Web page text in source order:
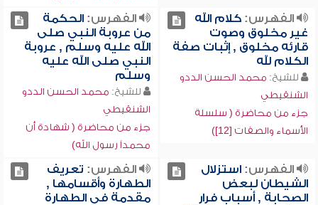
الفهرس:كلام الله
غير مخلوق وصوت
قارئه مخلوق , إثبات صفة
الكلام لله
للشيخ: محمد الحسن الددو
الشنقيطي
جزء من محاضرة ( سلسلة
الأسماء والصفات [12])
الفهرس:الحكمة
من عروبة النبي صلى
الله عليه وسلم , عروبة
النبي صلى الله عليه
وسلم
للشيخ: محمد الحسن الددو
الشنقيطي
جزء من محاضرة ( شهادة أن
محمداً رسول الله)
الفهرس:استزلال
الشيطان لبعض
الصحابة , أسباب فرار
الفهرس: تعريف
الطهارة وأقسامها ,
مقدمة في الطهارة